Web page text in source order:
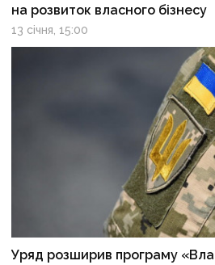
на розвиток власного бізнесу
13 січня, 15:00
Уряд розширив програму